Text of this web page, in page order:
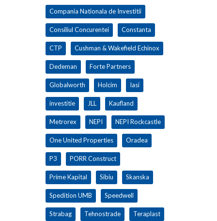
Compania Nationala de Investitii
Consiliul Concurentei Constanta
CTP Cushman & Wakefield Echinox
Dedeman Forte Partners
Globalworth Holcim Iasi
investitie JLL Kaufland
Metrorex NEPI NEPI Rockcastle
One United Properties Oradea
P3 PORR Construct
Prime Kapital Sibiu Skanska
Spedition UMB Speedwell
Strabag Tehnostrade Teraplast